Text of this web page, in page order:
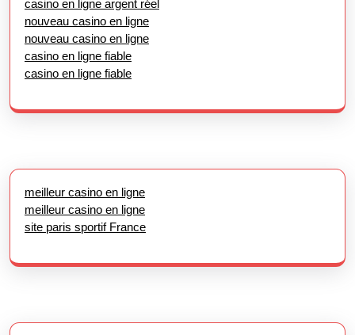
casino en ligne argent réel
nouveau casino en ligne
nouveau casino en ligne
casino en ligne fiable
casino en ligne fiable
meilleur casino en ligne
meilleur casino en ligne
site paris sportif France